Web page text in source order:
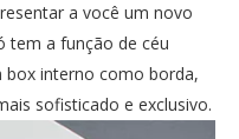
a você um novo
tem a função de céu
interno como borda,
sofisticado e exclusivo.